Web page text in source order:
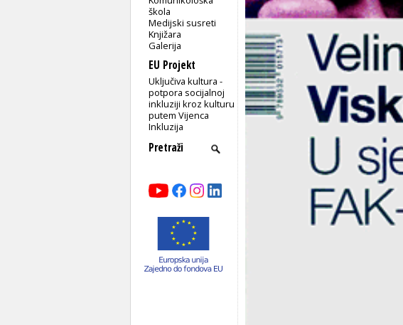
škola
Medijski susreti
Knjižara
Galerija
EU Projekt
Uključiva kultura -
potpora socijalnoj
inkluziji kroz kulturu
putem Vijenca
Inkluzija